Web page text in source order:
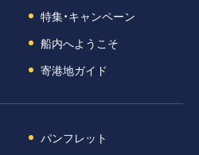
特集・キャンペーン
船内へようこそ
寄港地ガイド
パンフレット